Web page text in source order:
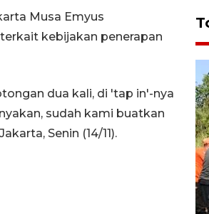
Musa Emyus
kebijakan penerapan
dua kali, di 'tap in'-nya
sudah kami buatkan
Senin (14/11).